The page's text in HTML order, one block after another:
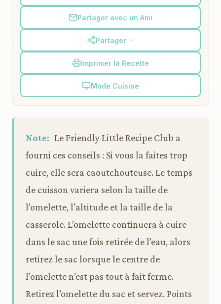
Partager avec un Ami
Partager
Imprimer la Recette
Mode Cuisine
Note: Le Friendly Little Recipe Club a
fourni ces conseils : Si vous la faites trop
cuire, elle sera caoutchouteuse. Le temps
de cuisson variera selon la taille de
l’omelette, l’altitude et la taille de la
casserole. L’omelette continuera à cuire
dans le sac une fois retirée de l’eau, alors
retirez le sac lorsque le centre de
l’omelette n’est pas tout à fait ferme.
Retirez l’omelette du sac et servez. Points